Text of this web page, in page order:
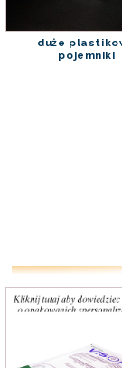
duże
pojemniki